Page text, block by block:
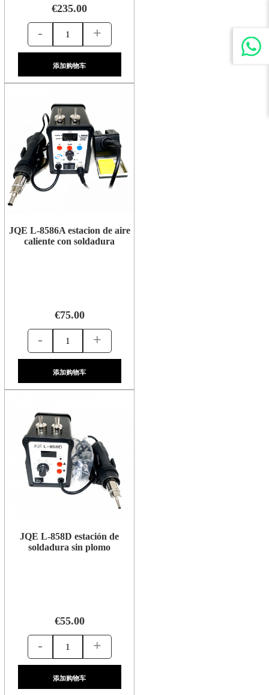
€235.00
- +
添加购物车
JQE L-8586A estacion de aire
caliente con soldadura
€75.00
- +
添加购物车
JQE L-858D estación de
soldadura sin plomo
€55.00
- +
添加购物车